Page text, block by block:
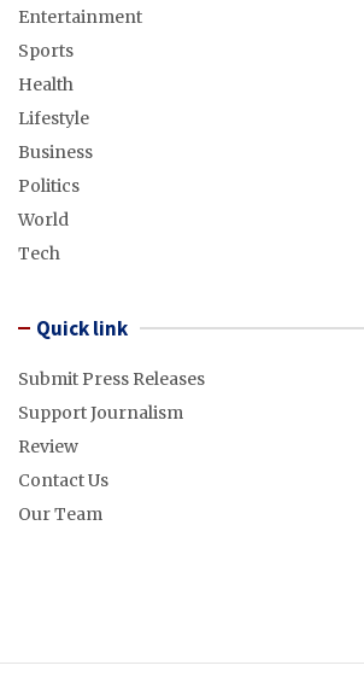
Entertainment
Sports
Health
Lifestyle
Business
Politics
World
Tech
Quick link
Submit Press Releases
Support Journalism
Review
Contact Us
Our Team